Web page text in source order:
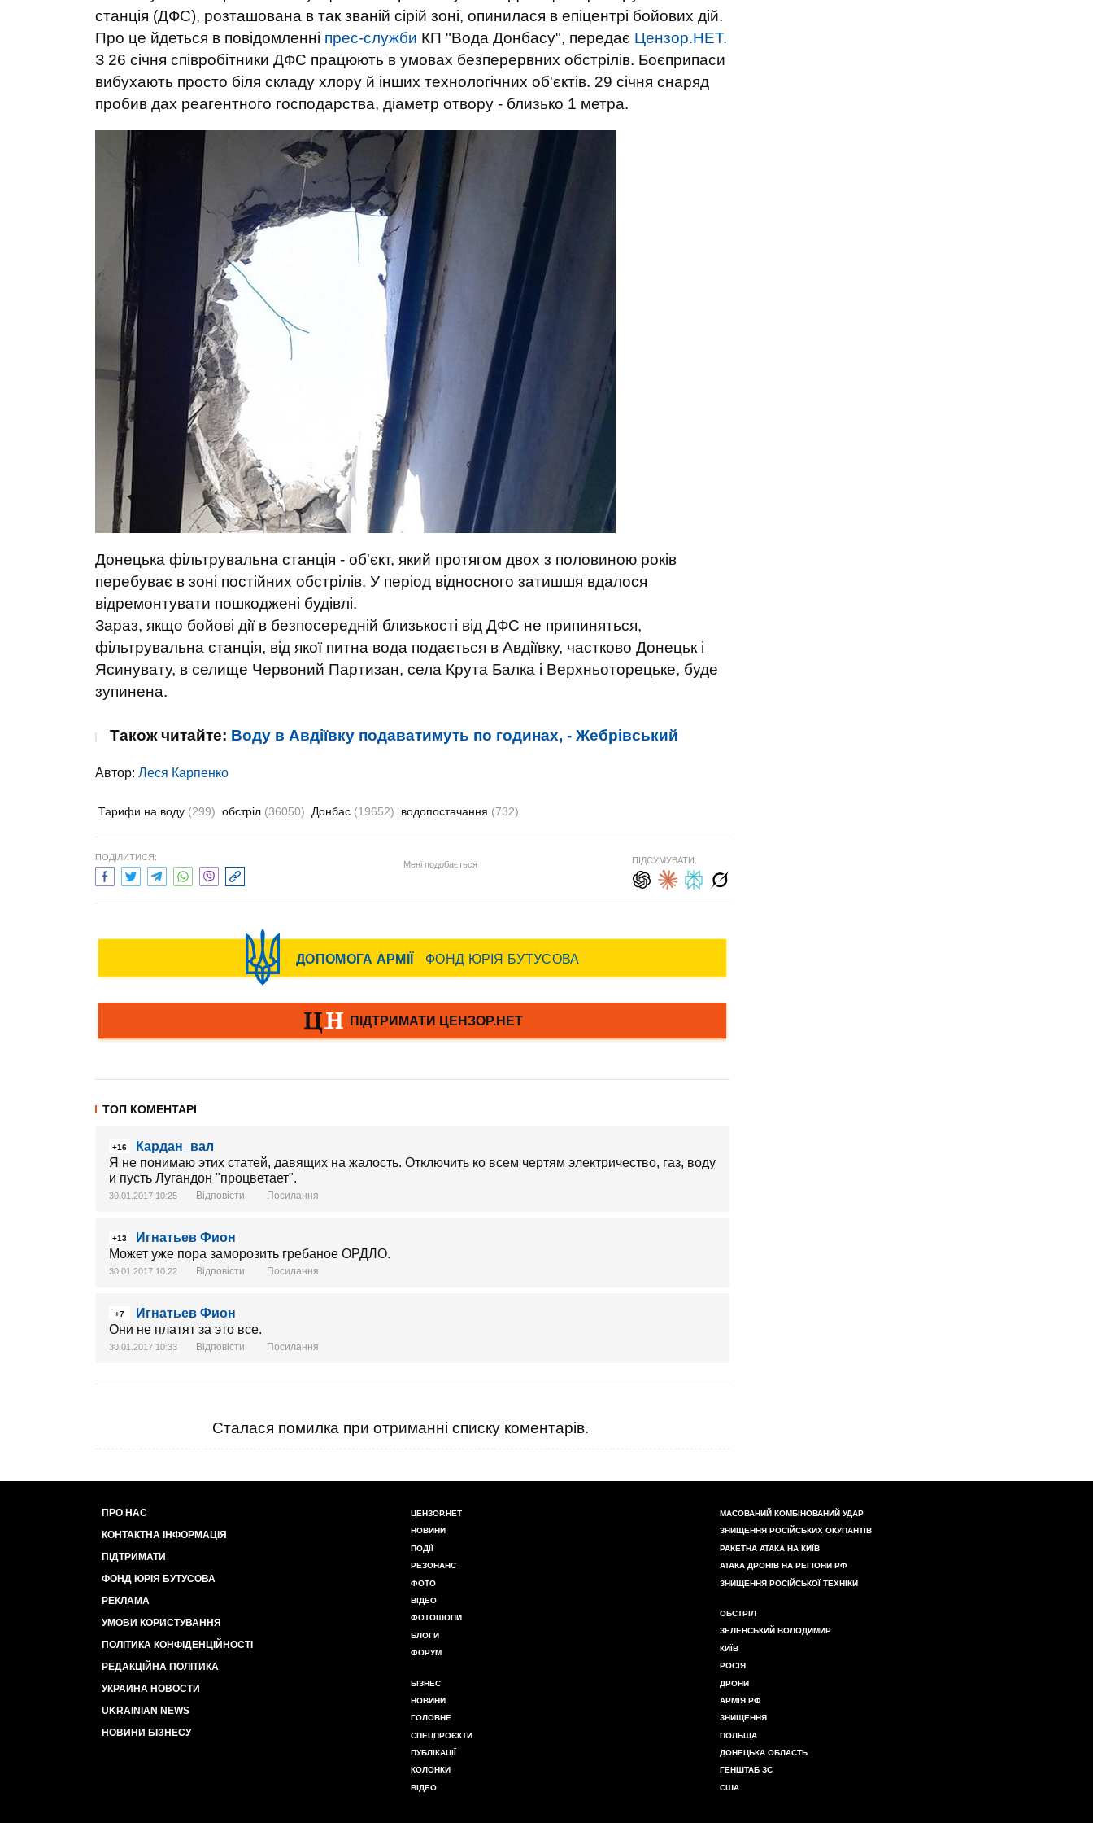
станція (ДФС), розташована в так званій сірій зоні, опинилася в епіцентрі бойових дій.
Про це йдеться в повідомленні прес-служби КП "Вода Донбасу", передає Цензор.НЕТ.
З 26 січня співробітники ДФС працюють в умовах безперервних обстрілів. Боєприпаси
вибухають просто біля складу хлору й інших технологічних об'єктів. 29 січня снаряд
пробив дах реагентного господарства, діаметр отвору - близько 1 метра.
Донецька фільтрувальна станція - об'єкт, який протягом двох з половиною років
перебуває в зоні постійних обстрілів. У період відносного затишшя вдалося
відремонтувати пошкоджені будівлі.
Зараз, якщо бойові дії в безпосередній близькості від ДФС не припиняться,
фільтрувальна станція, від якої питна вода подається в Авдіївку, частково Донецьк і
Ясинувату, в селище Червоний Партизан, села Крута Балка і Верхньоторецьке, буде
зупинена.
Також читайте: Воду в Авдіївку подаватимуть по годинах, - Жебрівський
Автор: Леся Карпенко
Тарифи на воду (299) обстріл (36050) Донбас (19652) водопостачання (732)
ПОДІЛИТИСЯ:
Мені подобається ПІДСУМУВАТИ:
ТОП КОМЕНТАРІ
+16
Кардан_вал
Я не понимаю этих статей, давящих на жалость. Отключить ко всем чертям электричество, газ, воду
и пусть Лугандон "процветает".
30.01.2017 10:25 Відповісти Посилання
+13
Игнатьев Фион
Может уже пора заморозить гребаное ОРДЛО.
30.01.2017 10:22 Відповісти Посилання
+7
Игнатьев Фион
Они не платят за это все.
30.01.2017 10:33 Відповісти Посилання
Сталася помилка при отриманні списку коментарів.
ПРО НАС
КОНТАКТНА ІНФОРМАЦІЯ
ПІДТРИМАТИ
ФОНД ЮРІЯ БУТУСОВА
РЕКЛАМА
УМОВИ КОРИСТУВАННЯ
ПОЛІТИКА КОНФІДЕНЦІЙНОСТІ
РЕДАКЦІЙНА ПОЛІТИКА
УКРАИНА НОВОСТИ
UKRAINIAN NEWS
НОВИНИ БІЗНЕСУ
ЦЕНЗОР.НЕТ
НОВИНИ
ПОДІЇ
РЕЗОНАНС
ФОТО
ВІДЕО
ФОТОШОПИ
БЛОГИ
ФОРУМ
БІЗНЕС
НОВИНИ
ГОЛОВНЕ
СПЕЦПРОЄКТИ
ПУБЛІКАЦІЇ
КОЛОНКИ
ВІДЕО
МАСОВАНИЙ КОМБІНОВАНИЙ УДАР
ЗНИЩЕННЯ РОСІЙСЬКИХ ОКУПАНТІВ
РАКЕТНА АТАКА НА КИЇВ
АТАКА ДРОНІВ НА РЕГІОНИ РФ
ЗНИЩЕННЯ РОСІЙСЬКОЇ ТЕХНІКИ
ОБСТРІЛ
ЗЕЛЕНСЬКИЙ ВОЛОДИМИР
КИЇВ
РОСІЯ
ДРОНИ
АРМІЯ РФ
ЗНИЩЕННЯ
ПОЛЬЩА
ДОНЕЦЬКА ОБЛАСТЬ
ГЕНШТАБ ЗС
США